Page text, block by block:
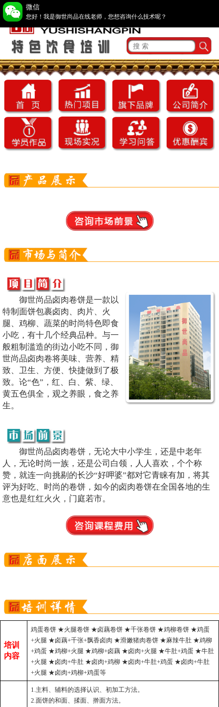
御世尚品卤肉卷饼是一款以
特制面饼包裹卤肉、肉片、火
腿、鸡柳、蔬菜的时尚特色即食
小吃，有十几个经典品种。与一
般粗制滥造的街边小吃不同，御
世尚品卤肉卷将美味、营养、精
致、卫生、方便、快捷做到了极
致。论“色”，红、白、紫、绿、
黄五色俱全，观之养眼，食之养
生。
御世尚品卤肉卷饼，无论大中小学生，还是中老年
人，无论时尚一族，还是公司白领，人人喜欢，个个称
赞，就连一向挑剔的长沙“好呷婆”都对它青睐有加，将其
评为好吃、时尚的卷饼，如今的卤肉卷饼在全国各地的生
意也是红红火火，门庭若市。
培训
内容
鸡蛋卷饼 ★火腿卷饼 ★卤藕卷饼 ★千张卷饼 ★鸡柳卷饼 ★鸡蛋
+火腿 ★卤藕+千张+飘香卤肉 ★滑嫩猪肉卷饼 ★麻辣牛肚 ★鸡柳
+鸡蛋 ★鸡柳+火腿 ★鸡柳+卤藕 ★卤肉+火腿 ★牛肚+鸡蛋 ★牛肚
+火腿 ★卤肉+牛肚 ★卤肉+鸡柳 ★卤肉+牛肚+鸡蛋 ★卤肉+牛肚
+火腿 ★卤肉+鸡柳+鸡蛋等
1.主料、辅料的选择认识、初加工方法。
2.面饼的和面、揉面、擀面方法。
微信
您好！我是御世尚品在线老师，您想咨询什么技术呢？